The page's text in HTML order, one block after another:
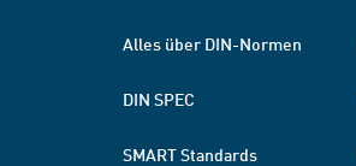
Alles über DIN-Normen
DIN SPEC
SMART Standards